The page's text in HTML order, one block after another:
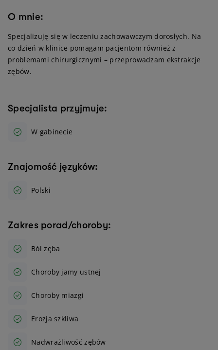
O mnie:
Specjalizuję się w leczeniu zachowawczym dorosłych. Na
co dzień w klinice pomagam pacjentom również z
problemami chirurgicznymi – przeprowadzam ekstrakcje
zębów.
Specjalista przyjmuje:
W gabinecie
Znajomość języków:
Polski
Zakres porad/choroby:
Ból zęba
Choroby jamy ustnej
Choroby miazgi
Erozja szkliwa
Nadwrażliwość zębów